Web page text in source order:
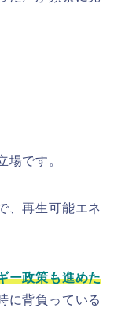
場です。
、再生可能エネ
ー政策も進めた
に背負っている